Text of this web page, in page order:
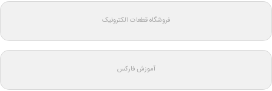
فروشگاه قطعات الکترونیک
آموزش فارکس